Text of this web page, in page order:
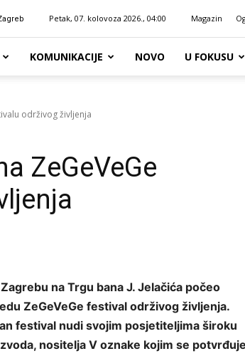
Petak, 07. kolovoza 2026., 04:00 Magazin
KOMUNIKACIJE NOVO U FOKUSU
održivog življenja
ZeGeVeGe
na Trgu bana J. Jelačića počeo
ZeGeVeGe festival održivog življenja.
festival nudi svojim posjetiteljima široku
nositelja V oznake kojim se potvrđuje